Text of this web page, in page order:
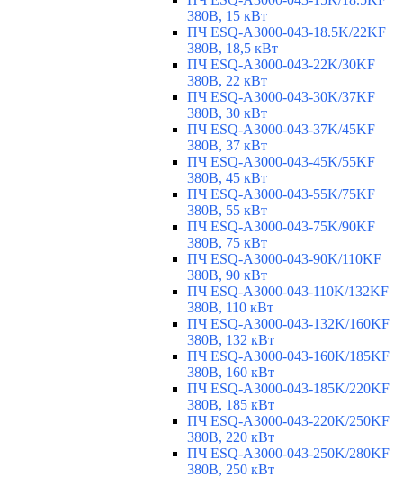
380В, 15 кВт
ПЧ ESQ-A3000-043-18.5K/22KF
380В, 18,5 кВт
ПЧ ESQ-A3000-043-22K/30KF
380В, 22 кВт
ПЧ ESQ-A3000-043-30K/37KF
380В, 30 кВт
ПЧ ESQ-A3000-043-37K/45KF
380В, 37 кВт
ПЧ ESQ-A3000-043-45K/55KF
380В, 45 кВт
ПЧ ESQ-A3000-043-55K/75KF
380В, 55 кВт
ПЧ ESQ-A3000-043-75K/90KF
380В, 75 кВт
ПЧ ESQ-A3000-043-90K/110KF
380В, 90 кВт
ПЧ ESQ-A3000-043-110K/132KF
380В, 110 кВт
ПЧ ESQ-A3000-043-132K/160KF
380В, 132 кВт
ПЧ ESQ-A3000-043-160K/185KF
380В, 160 кВт
ПЧ ESQ-A3000-043-185K/220KF
380В, 185 кВт
ПЧ ESQ-A3000-043-220K/250KF
380В, 220 кВт
ПЧ ESQ-A3000-043-250K/280KF
380В, 250 кВт